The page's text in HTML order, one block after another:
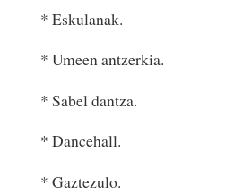
* Eskulanak.
* Umeen antzerkia.
* Sabel dantza.
* Dancehall.
* Gaztezulo.